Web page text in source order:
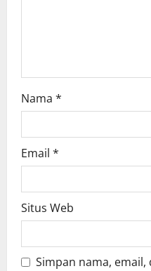
Nama *
Email *
Situs Web
Simpan nama, email,